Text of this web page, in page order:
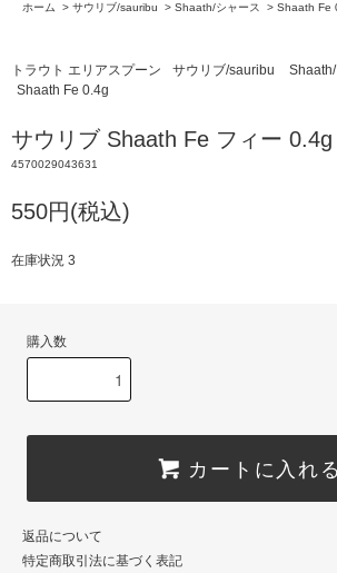
ホーム
> サウリブ/sauribu > Shaath/シャース > Shaath Fe
トラウト エリアスプーン サウリブ/sauribu
Shaath Fe 0.4g
サウリブ Shaath Fe フィー
4570029043631
550円(税込)
在庫状況 3
購入数
カートに入れる
返品について
特定商取引法に基づく表記